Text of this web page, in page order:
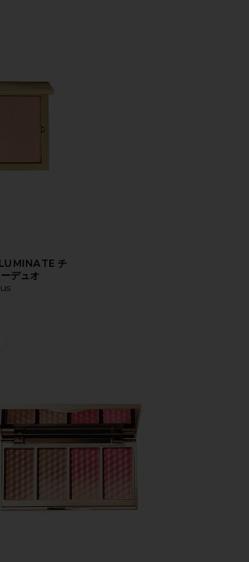
COMPLEXION DUO LUMINATE チーク＆ハイ
チ
デュオ
GET CHEEKY FACE POWDER PALETTE フェ